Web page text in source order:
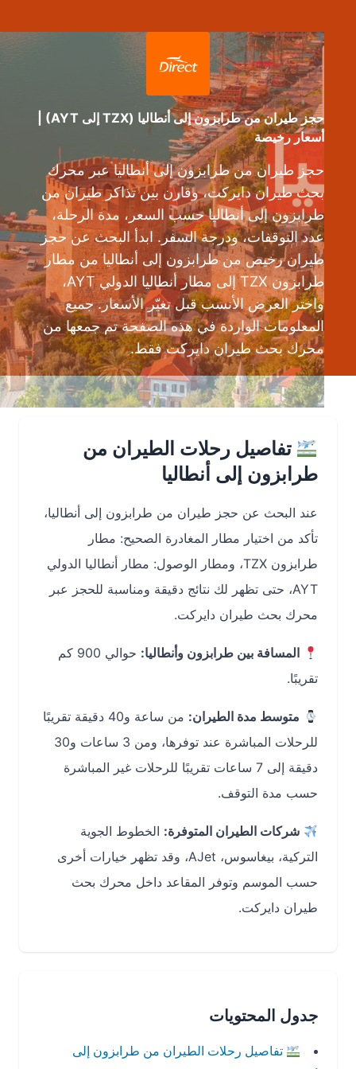
حجز طيران من طرابزون إلى أنطاليا (TZX إلى AYT) |
أسعار رخيصة
حجز طيران من طرابزون إلى أنطاليا عبر محرك
بحث طيران دايركت، وقارن بين تذاكر طيران من
طرابزون إلى أنطاليا حسب السعر، مدة الرحلة،
عدد التوقفات، ودرجة السفر. ابدأ البحث عن حجز
طيران رخيص من طرابزون إلى أنطاليا من مطار
طرابزون TZX إلى مطار أنطاليا الدولي AYT،
واختر العرض الأنسب قبل تغيّر الأسعار. جميع
المعلومات الواردة في هذه الصفحة تم جمعها من
محرك بحث طيران دايركت فقط.
تفاصيل رحلات الطيران من
طرابزون إلى أنطاليا
عند البحث عن حجز طيران من طرابزون إلى أنطاليا،
تأكد من اختيار مطار المغادرة الصحيح: مطار
طرابزون TZX، ومطار الوصول: مطار أنطاليا الدولي
AYT، حتى تظهر لك نتائج دقيقة ومناسبة للحجز عبر
محرك بحث طيران دايركت.
المسافة بين طرابزون وأنطاليا:
حوالي 900 كم
متوسط مدة الطيران:
من ساعة و40 دقيقة تقريبًا
للرحلات المباشرة عند توفرها، ومن 3 ساعات و30
دقيقة إلى 7 ساعات تقريبًا للرحلات غير المباشرة
حسب مدة التوقف.
شركات الطيران المتوفرة:الخطوط الجوية
التركية، بيغاسوس، AJet، وقد تظهر خيارات أخرى
حسب الموسم وتوفر المقاعد داخل محرك بحث
طيران دايركت.
جدول المحتويات
تفاصيل رحلات الطيران من طرابزون إلى